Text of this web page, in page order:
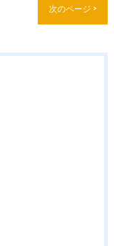
次のページ >